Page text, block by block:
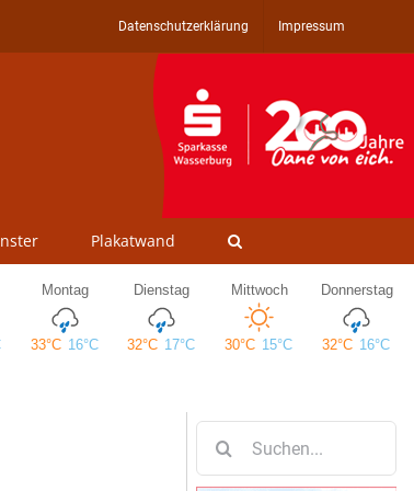
Datenschutzerklärung Impressum
Plakatwand
nach: